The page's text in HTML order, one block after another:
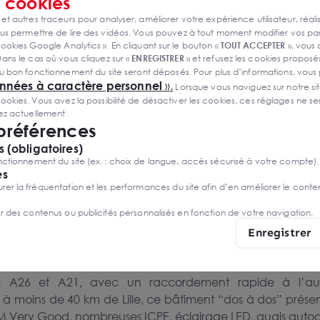
France et 40 à travers le Monde. Avec 33 000
à servir au mieux les marchés en améliorant en
une optique de long terme. S’appuyant sur un
SEBconjugue avec agilité puissance industrielle
contactés pour trouver l’opportunité permettant
Plusieurs options ont été explorées dans les Hauts-
du marché, à la réactivité de nos équipes et au travail
a su trouver la solution auprès du promoteur /
les Mines, dans le pôle logistique du Bassin Minier
à terme une surface totale de 100 640 m².
pour rayonner sur les différentes marchés
génération, dont la construction a été confiée à la
A26 et A21, avec un raccordement rapide à
moins de 40 km de Lille, ce bâtiment “dos à dos”
Very Good, nombreuses ICPE, éclairage LED, quais
et autres traceurs pour analyser, améliorer votre expérience utilisateur,
permettre de lire des vidéos. Vous pouvez à tout moment modifier vos
Google Analytics ». En cliquant sur le bouton «TOUT ACCEPTER »,
le cas où vous cliquez sur « ENREGISTRER» et refusez les cookies
bon fonctionnement du site seront déposés. Pour plus d’informations,
à caractère personnel ». Lorsque vous naviguez sur notre
Vous avez la possibilité de désactiver les cookies, ces réglages ne
actuellement
(obligatoires)
du site (ex. : choix de langue, accès sécurisé à votre compte).
la fréquentation et les performances du site afin d’en améliorer le
des contenus ou publicités personnalisés en fonction de votre navigation.
Enregistrer